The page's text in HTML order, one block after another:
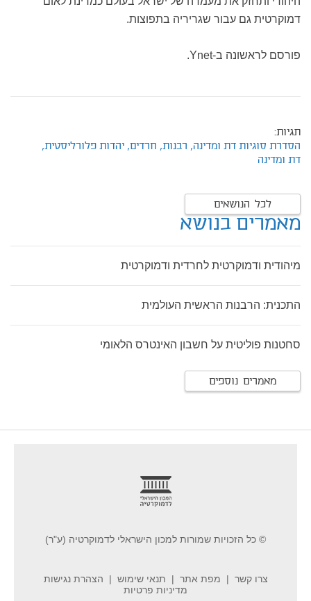
דמוקרטית גם עבור שגריריה בתפוצות.
פורסם לראשונה ב-Ynet.
תגיות:
הסדרת סוגיות דת ומדינה, רבנות, חרדים, יהדות פלורליסטית,
דת ומדינה
לכל הנושאים
מאמרים בנושא
מיהודית ודמוקרטית לחרדית ודמוקרטית
התכנית: הרבנות הראשית העולמית
סחטנות פוליטית על חשבון האינטרס הלאומי
מאמרים נוספים
© כל הזכויות שמורות למכון הישראלי לדמוקרטיה (ע"ר)
צרו קשר מפת אתר תנאי שימוש
הצהרת נגישות
מדיניות פרטיות